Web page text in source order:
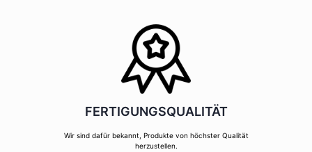
FERTIGUNGSQUALITÄT
Wir sind dafür bekannt, Produkte von höchster Qualität
herzustellen.